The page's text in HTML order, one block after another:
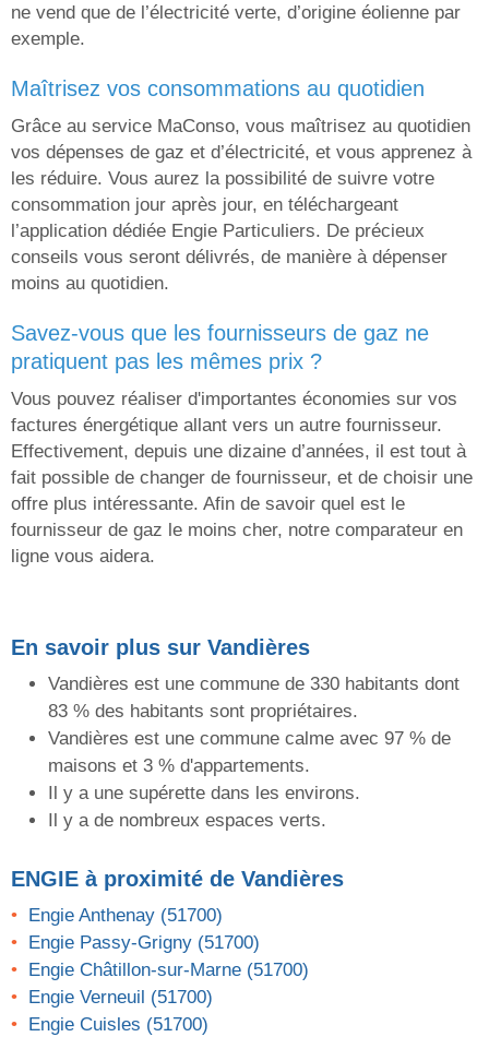
ne vend que de l’électricité verte, d’origine éolienne par
exemple.
maîtrisez vos consommations au quotidien
Grâce au service MaConso, vous maîtrisez au quotidien
vos dépenses de gaz et d’électricité, et vous apprenez à
les réduire. Vous aurez la possibilité de suivre votre
consommation jour après jour, en téléchargeant
l’application dédiée Engie Particuliers. De précieux
conseils vous seront délivrés, de manière à dépenser
moins au quotidien.
savez-vous que les fournisseurs de gaz ne
pratiquent pas les mêmes prix ?
Vous pouvez réaliser d'importantes économies sur vos
factures énergétique allant vers un autre fournisseur.
Effectivement, depuis une dizaine d’années, il est tout à
fait possible de changer de fournisseur, et de choisir une
offre plus intéressante. Afin de savoir quel est le
fournisseur de gaz le moins cher, notre comparateur en
ligne vous aidera.
En savoir plus sur Vandières
Vandières est une commune de 330 habitants dont
83 % des habitants sont propriétaires.
Vandières est une commune calme avec 97 % de
maisons et 3 % d'appartements.
Il y a une supérette dans les environs.
Il y a de nombreux espaces verts.
ENGIE à proximité de Vandières
Engie Anthenay (51700)
Engie Passy-Grigny (51700)
Engie Châtillon-sur-Marne (51700)
Engie Verneuil (51700)
Engie Cuisles (51700)